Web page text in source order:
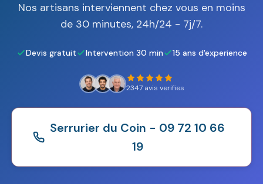
Nos artisans interviennent chez vous en moins
de 30 minutes, 24h/24 - 7j/7.
Devis gratuit Intervention 30 min 15 ans d'experience
2347 avis verifies
Serrurier du Coin - 09 72 10 66
19